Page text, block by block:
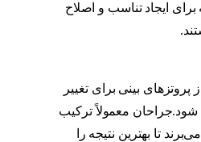
برای ایجاد تناسب و اصلاح
بینی برای تغییر
معمولاً ترکیب
تا بهترین نتیجه را